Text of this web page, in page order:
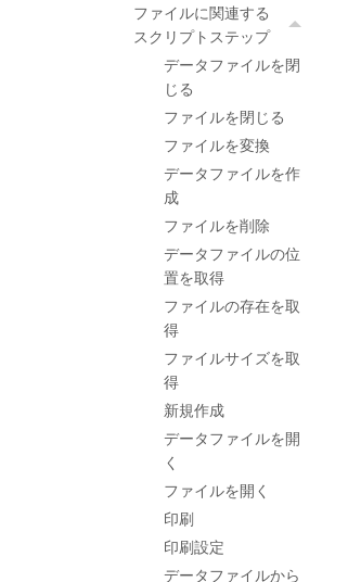
ファイルに関連する
スクリプトステップ
データファイルを閉
じる
ファイルを閉じる
ファイルを変換
データファイルを作
成
ファイルを削除
データファイルの位
置を取得
ファイルの存在を取
得
ファイルサイズを取
得
新規作成
データファイルを開
く
ファイルを開く
印刷
印刷設定
データファイルから